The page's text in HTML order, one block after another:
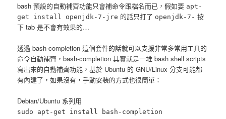
bash 預設的自動補齊功能只會補命令跟檔名而已，假如要 apt-
get install openjdk-7-jre 的話只打了 openjdk-7- 按
下 tab 是不會有效果的…
透過 bash-completion 這個套件的話就可以支援非常多常用工具的
命令自動補齊，bash-completion 其實就是一堆 bash shell scripts
寫出來的自動補齊功能，基於 Ubuntu 的 GNU/Linux 分支可能都
有內建了，如果沒有，手動安裝的方式也很簡單：
Debian/Ubuntu 系列用
sudo apt-get install bash-completion